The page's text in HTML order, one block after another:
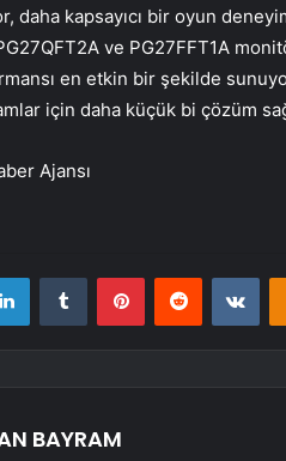
daha kapsayıcı bir oyun
ve PG27FFT1A
en etkin bir şekilde
için daha küçük bi çözüm
Ajansı
LinkedInTumblr PinterestReddit
BAYRAM